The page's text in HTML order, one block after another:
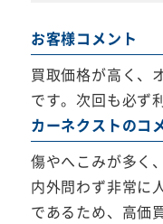
お客様コメント
買取価格が高く、
です。次回も必ず
カーネクストのコ
傷やへこみが多く
内外問わず非常に
であるため、高価